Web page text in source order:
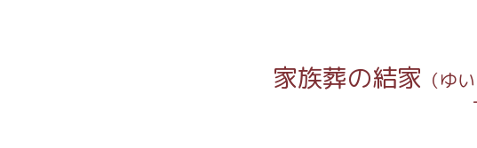
家族葬の結家 （ゆ